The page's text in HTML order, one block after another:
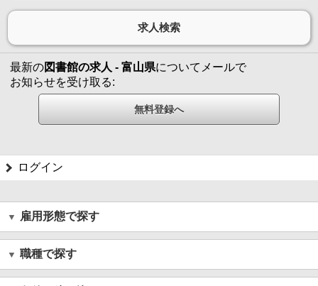
最新の図書館の求人 - 富山県についてメールで
お知らせを受け取る:
ログイン
雇用形態で探す
職種で探す